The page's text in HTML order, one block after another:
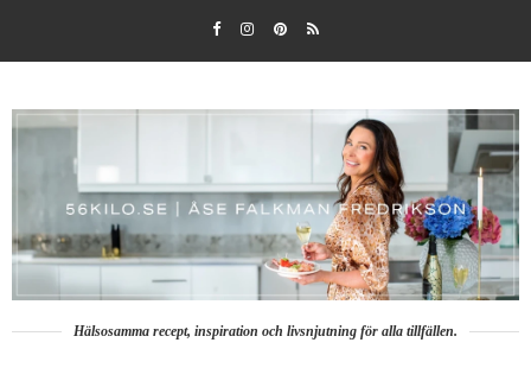
Hälsosamma recept, inspiration och livsnjutning för alla tillfällen.